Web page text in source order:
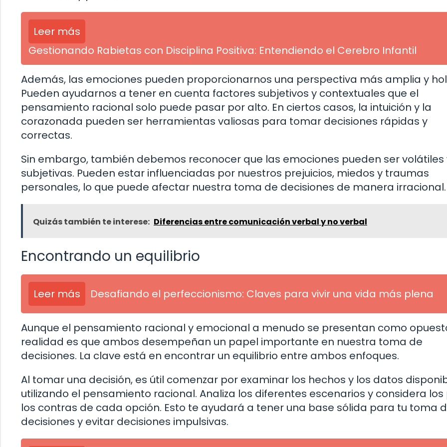
Leer más
Gestionando Rabietas con Disciplina Positiva: Entendiendo el Cerebro Infantil
Además, las emociones pueden proporcionarnos una perspectiva más amplia y
Pueden ayudarnos a tener en cuenta factores subjetivos y contextuales que el
pensamiento racional solo puede pasar por alto. En ciertos casos, la intuición y la
corazonada pueden ser herramientas valiosas para tomar decisiones rápidas y
correctas.
Sin embargo, también debemos reconocer que las emociones pueden ser volátiles
subjetivas. Pueden estar influenciadas por nuestros prejuicios, miedos y traumas
personales, lo que puede afectar nuestra toma de decisiones de manera irracional.
Quizás también te interese: Diferencias entre comunicación verbal y no verbal
Encontrando un equilibrio
Leer más Desafiando el perfeccionismo: Claves para vivir una vida más plena
Aunque el pensamiento racional y emocional a menudo se presentan como
realidad es que ambos desempeñan un papel importante en nuestra toma de
decisiones. La clave está en encontrar un equilibrio entre ambos enfoques.
Al tomar una decisión, es útil comenzar por examinar los hechos y los datos
utilizando el pensamiento racional. Analiza los diferentes escenarios y considera los
los contras de cada opción. Esto te ayudará a tener una base sólida para tu toma
decisiones y evitar decisiones impulsivas.